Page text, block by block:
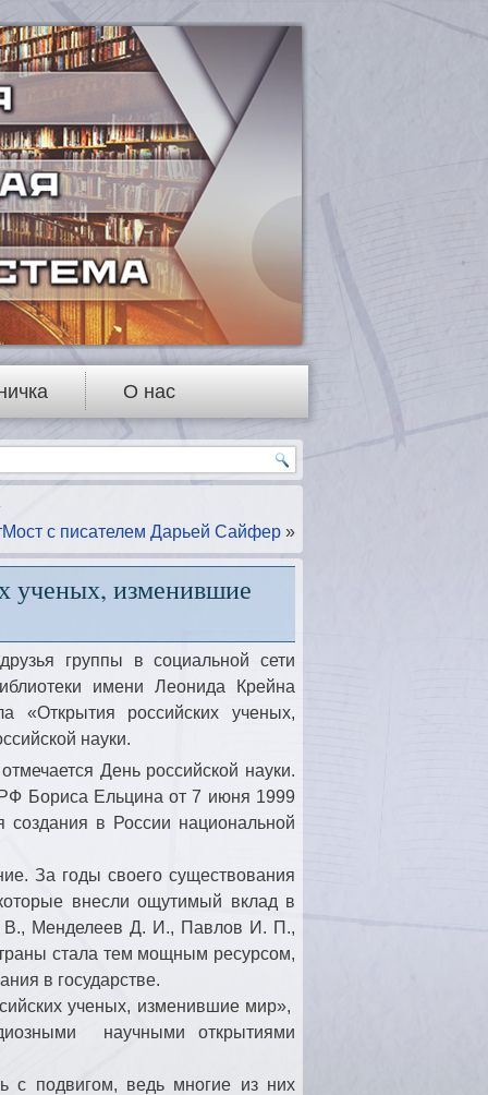
О нас
с писателем Дарьей Сайфер »
ученых, изменившие
группы в социальной сети
имени Леонида Крейна
«Открытия российских ученых,
науки.
День российской науки.
Бориса Ельцина от 7 июня 1999
создания в России национальной
За годы своего существования
внесли ощутимый вклад в
В., Менделеев Д. И., Павлов И. П.,
стала тем мощным ресурсом,
в государстве.
ученых, изменившие мир»,
научными открытиями
с подвигом, ведь многие из них